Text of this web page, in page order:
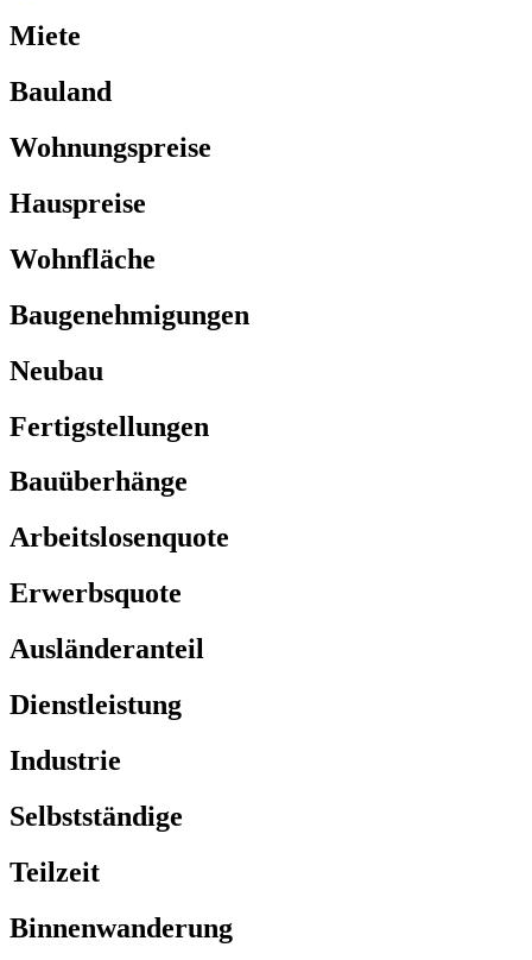
Miete
Bauland
Wohnungspreise
Hauspreise
Wohnfläche
Baugenehmigungen
Neubau
Fertigstellungen
Bauüberhänge
Arbeitslosenquote
Erwerbsquote
Ausländeranteil
Dienstleistung
Industrie
Selbstständige
Teilzeit
Binnenwanderung